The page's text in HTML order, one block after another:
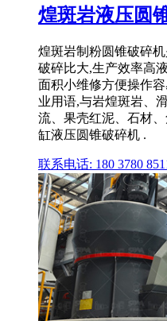
煌斑岩液压圆
煌斑岩制粉圆锥破碎
破碎比大,生产效率高
面积小维修方便操作
业用语,与岩煌斑岩、
流、果壳红泥、石材
缸液压圆锥破碎机 .
联系电话: 180 3780